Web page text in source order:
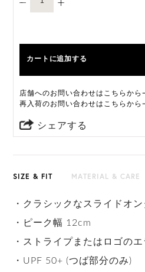
カートに追加する
店舗へのお問い合わせはこちらか
再入荷のお問い合わせはこちらか
シェアする
SIZE & FIT MATERIAL & CARE
・クラシックなスライドオ
・ピーク幅 12cm
・ストライプまたはロゴの
・UPF 50+ (つば部分のみ)